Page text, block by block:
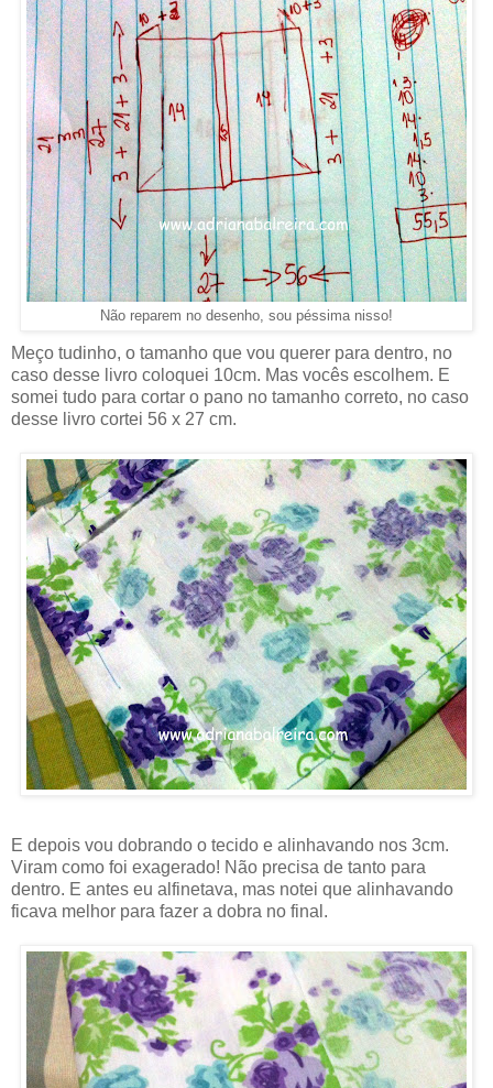
Não reparem no desenho, sou péssima nisso!
Meço tudinho, o tamanho que vou querer para dentro, no
caso desse livro coloquei 10cm. Mas vocês escolhem. E
somei tudo para cortar o pano no tamanho correto, no caso
desse livro cortei 56 x 27 cm.
E depois vou dobrando o tecido e alinhavando nos 3cm.
Viram como foi exagerado! Não precisa de tanto para
dentro. E antes eu alfinetava, mas notei que alinhavando
ficava melhor para fazer a dobra no final.